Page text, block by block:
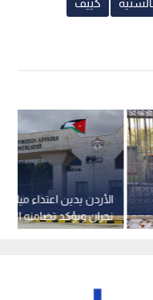
الأردن يدين اعتداء
نجران ويؤكد تضامنه
السعودية